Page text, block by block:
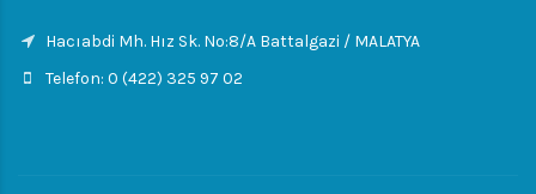
Hacıabdi Mh. Hız Sk. No:8/A Battalgazi / MALATYA
Telefon: 0 (422) 325 97 02